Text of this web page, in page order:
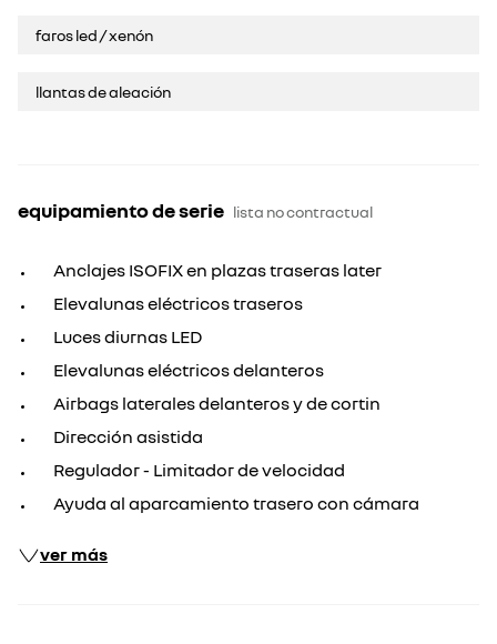
faros led / xenón
llantas de aleación
equipamiento de serie lista no contractual
Anclajes ISOFIX en plazas traseras later
Elevalunas eléctricos traseros
Luces diurnas LED
Elevalunas eléctricos delanteros
Airbags laterales delanteros y de cortin
Dirección asistida
Regulador - Limitador de velocidad
Ayuda al aparcamiento trasero con cámara
ver más